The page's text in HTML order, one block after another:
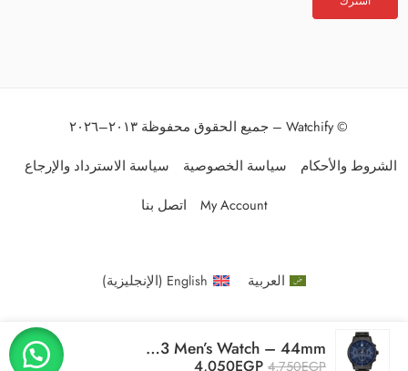
© Watchify – جميع الحقوق محفوظة ٢٠١٣–٢٠٢٦
الشروط والأحكام سياسة الخصوصية سياسة الاسترداد والإرجاع
My Account اتصل بنا
العربية English
(الإنجليزية)
Original Tommy Hilfiger Kyle 1791633 Men’s Watch – 44mm
4,750EGP
4,050EGP